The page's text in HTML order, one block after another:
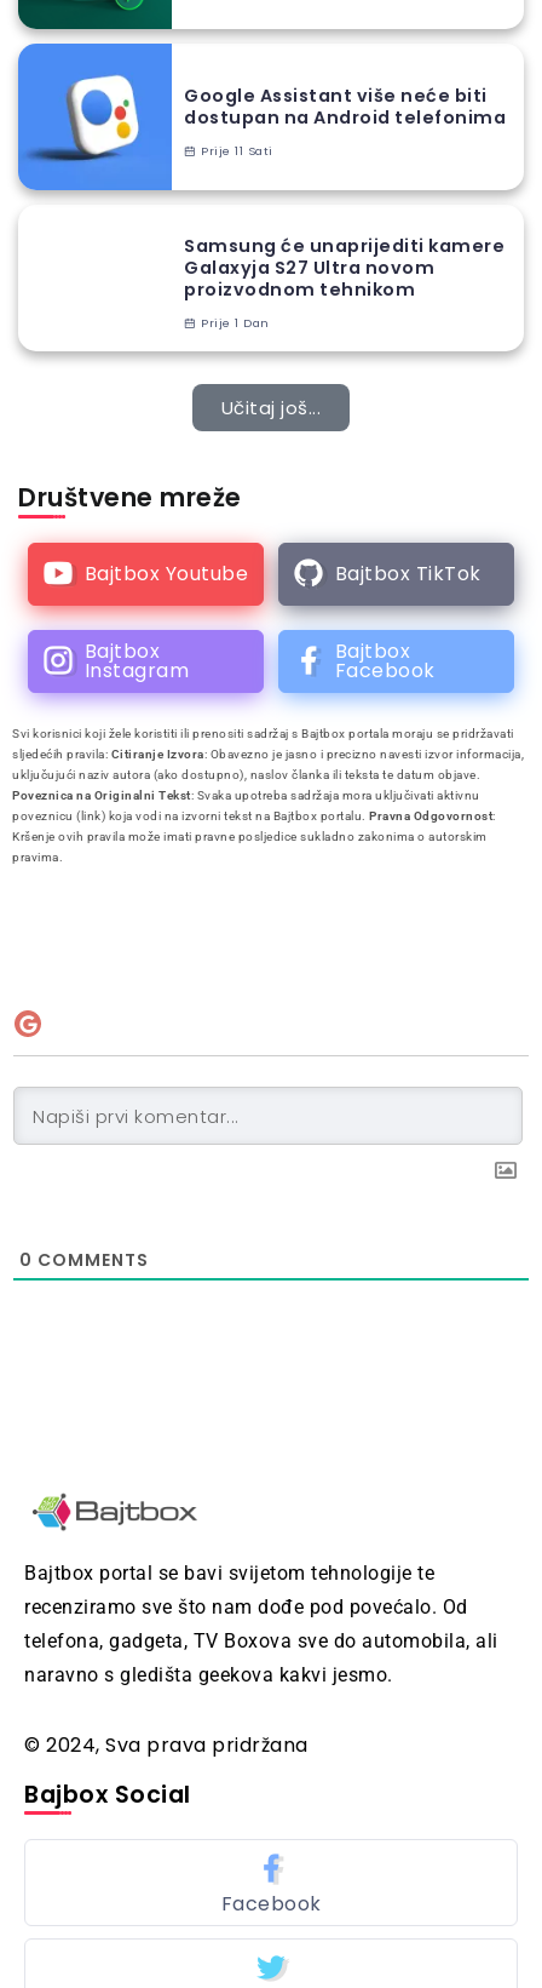
Google Assistant više neće biti
dostupan na Android telefonima
Prije 11 Sati
Samsung će unaprijediti kamere
Galaxyja S27 Ultra novom
proizvodnom tehnikom
Prije 1 Dan
Učitaj još...
Društvene mreže
Bajtbox Youtube Bajtbox TikTok
Bajtbox
Instagram
Bajtbox
Facebook
Svi korisnici koji žele koristiti ili prenositi sadržaj s Bajtbox portala moraju se pridržavati
sljedećih pravila: Citiranje Izvora: Obavezno je jasno i precizno navesti izvor informacija,
uključujući naziv autora (ako dostupno), naslov članka ili teksta te datum objave.
Poveznica na Originalni Tekst: Svaka upotreba sadržaja mora uključivati aktivnu
poveznicu (link) koja vodi na izvorni tekst na Bajtbox portalu. Pravna Odgovornost:
Kršenje ovih pravila može imati pravne posljedice sukladno zakonima o autorskim
pravima.
0 COMMENTS
Bajtbox portal se bavi svijetom tehnologije te
recenziramo sve što nam dođe pod povećalo. Od
telefona, gadgeta, TV Boxova sve do automobila, ali
naravno s gledišta geekova kakvi jesmo.
© 2024, Sva prava pridržana
Bajbox Social
Facebook